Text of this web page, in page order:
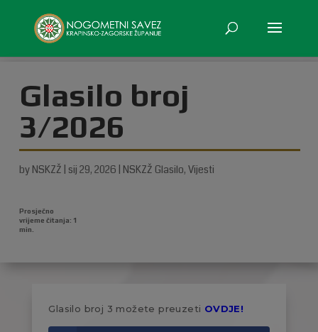
Glasilo broj
3/2026
by NSKZŽ sij 29, 2026 NSKZŽ Glasilo, Vijesti
Glasilo broj 3 možete preuzeti OVDJE!